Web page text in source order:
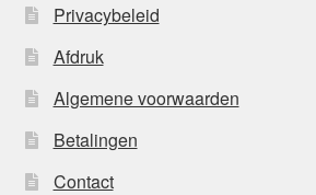
Privacybeleid
Afdruk
Algemene voorwaarden
Betalingen
Contact